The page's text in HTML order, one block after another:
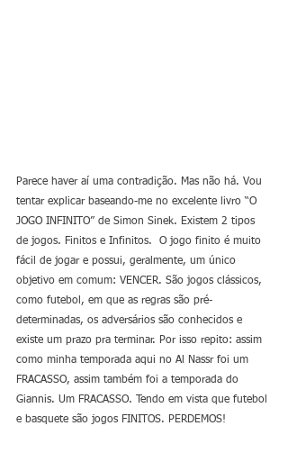
Parece haver aí uma contradição. Mas não há. Vou
tentar explicar baseando-me no excelente livro “O
JOGO INFINITO” de Simon Sinek. Existem 2 tipos
de jogos. Finitos e Infinitos.  O jogo finito é muito
fácil de jogar e possui, geralmente, um único
objetivo em comum: VENCER. São jogos clássicos,
como futebol, em que as regras são pré-
determinadas, os adversários são conhecidos e
existe um prazo pra terminar. Por isso repito: assim
como minha temporada aqui no Al Nassr foi um
FRACASSO, assim também foi a temporada do
Giannis. Um FRACASSO. Tendo em vista que futebol
e basquete são jogos FINITOS. PERDEMOS!